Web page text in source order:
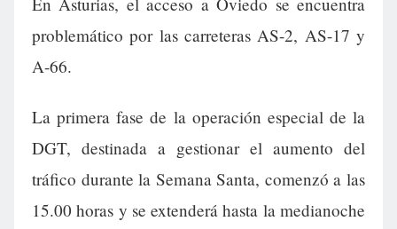
problemático por las carreteras AS-2, AS-17 y
A-66.
La primera fase de la operación especial de la
DGT, destinada a gestionar el aumento del
tráfico durante la Semana Santa, comenzó a las
15.00 horas y se extenderá hasta la medianoche